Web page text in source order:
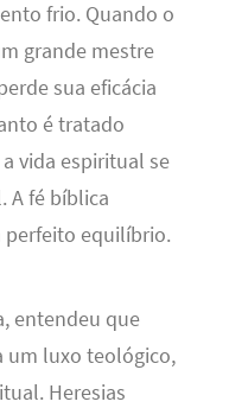
frio. Quando o
grande mestre
sua eficácia
é tratado
vida espiritual se
A fé bíblica
perfeito equilíbrio.
entendeu que
um luxo teológico,
Heresias